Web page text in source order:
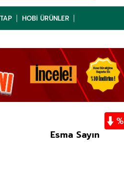
HOBI ÜRÜNLER
Esma Sayın
%